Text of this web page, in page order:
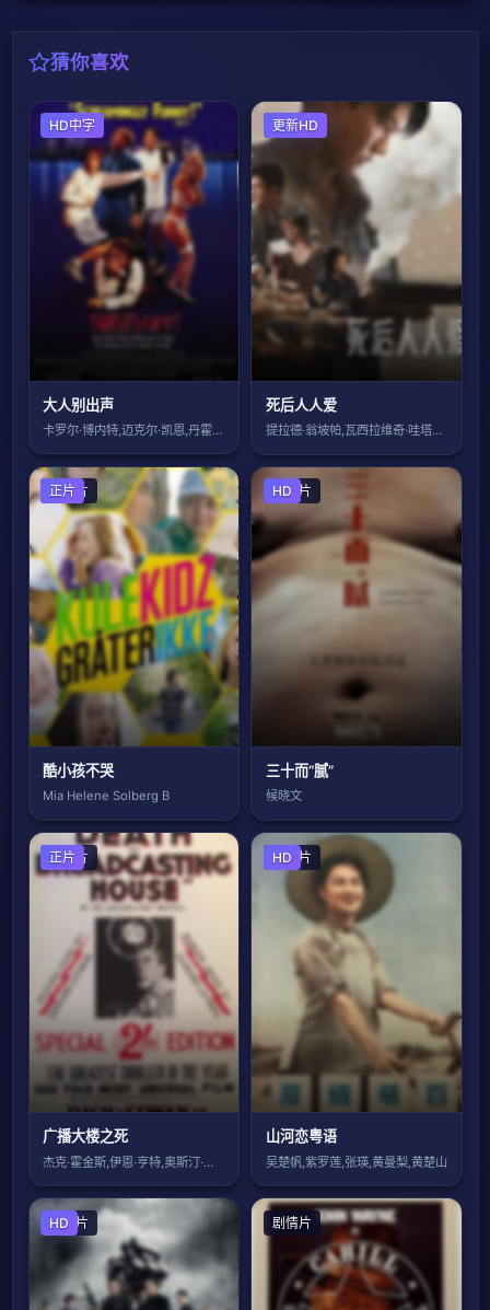
猜你喜欢
喜剧片
HD中字
大人别出声
卡罗尔·博内特,迈克尔·凯恩,丹霍姆·艾
剧情片
更新HD
死后人人爱
提拉德·翁坡帕,瓦西拉维奇·哇塔纳帕迪派
剧情片
正片
酷小孩不哭
Mia Helene Solberg B
纪录片
HD
三十而“腻”
候晓文
剧情片
正片
广播大楼之死
杰克·霍金斯,伊恩·亨特,奥斯汀·特雷弗
剧情片
HD
山河恋粤语
吴楚帆,紫罗莲,张瑛,黄曼梨,黄楚山
剧情片
HD 剧情片